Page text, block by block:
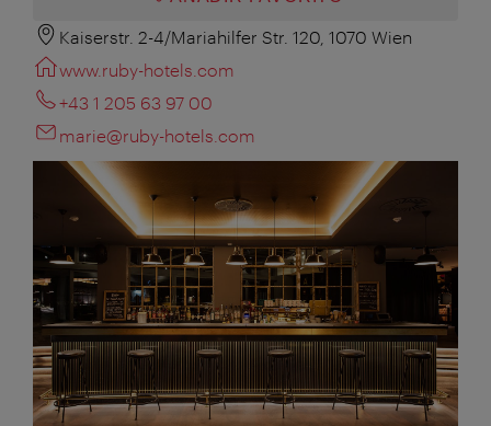
Kaiserstr. 2-4/Mariahilfer Str. 120, 1070 Wien
www.ruby-hotels.com
+43 1 205 63 97 00
marie@ruby-hotels.com